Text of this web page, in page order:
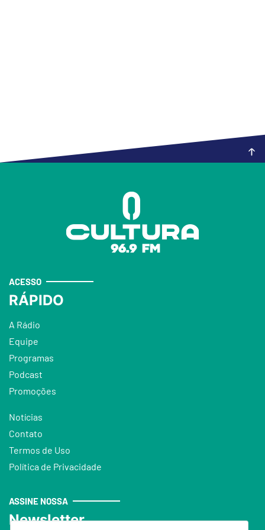
ACESSO
RÁPIDO
A Rádio
Equipe
Programas
Podcast
Promoções
Notícias
Contato
Termos de Uso
Política de Privacidade
ASSINE NOSSA
Newsletter